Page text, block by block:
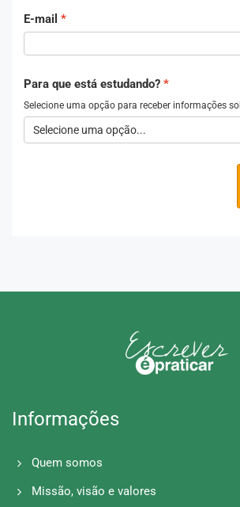
E-mail
Para que está estudando?
Selecione uma opção para receber informações
Informações
Quem somos
Missão, visão e valores